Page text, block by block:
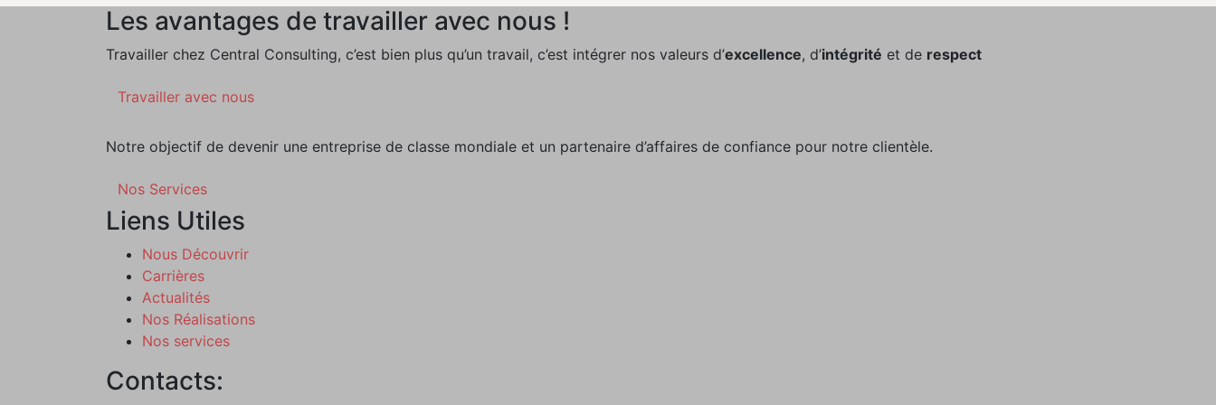
Les avantages de travailler avec nous !
Travailler chez Central Consulting, c’est bien plus qu’un travail, c’est intégrer nos valeurs d’excellence, d’intégrité et de respect
Travailler avec nous
Notre objectif de devenir une entreprise de classe mondiale et un partenaire d’affaires de confiance pour notre clientèle.
Nos Services
Liens Utiles
Nous Découvrir
Carrières
Actualités
Nos Réalisations
Nos services
Contacts: